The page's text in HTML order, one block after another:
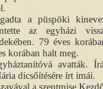
a püspöki
az egyházi
79 éves
korában halt meg.
avatták.
dicsőítésére írt imái.
a szentmise